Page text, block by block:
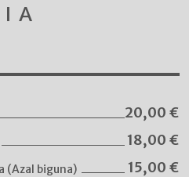
20,00 €
18,00 €
(Azal biguna) 15,00 €